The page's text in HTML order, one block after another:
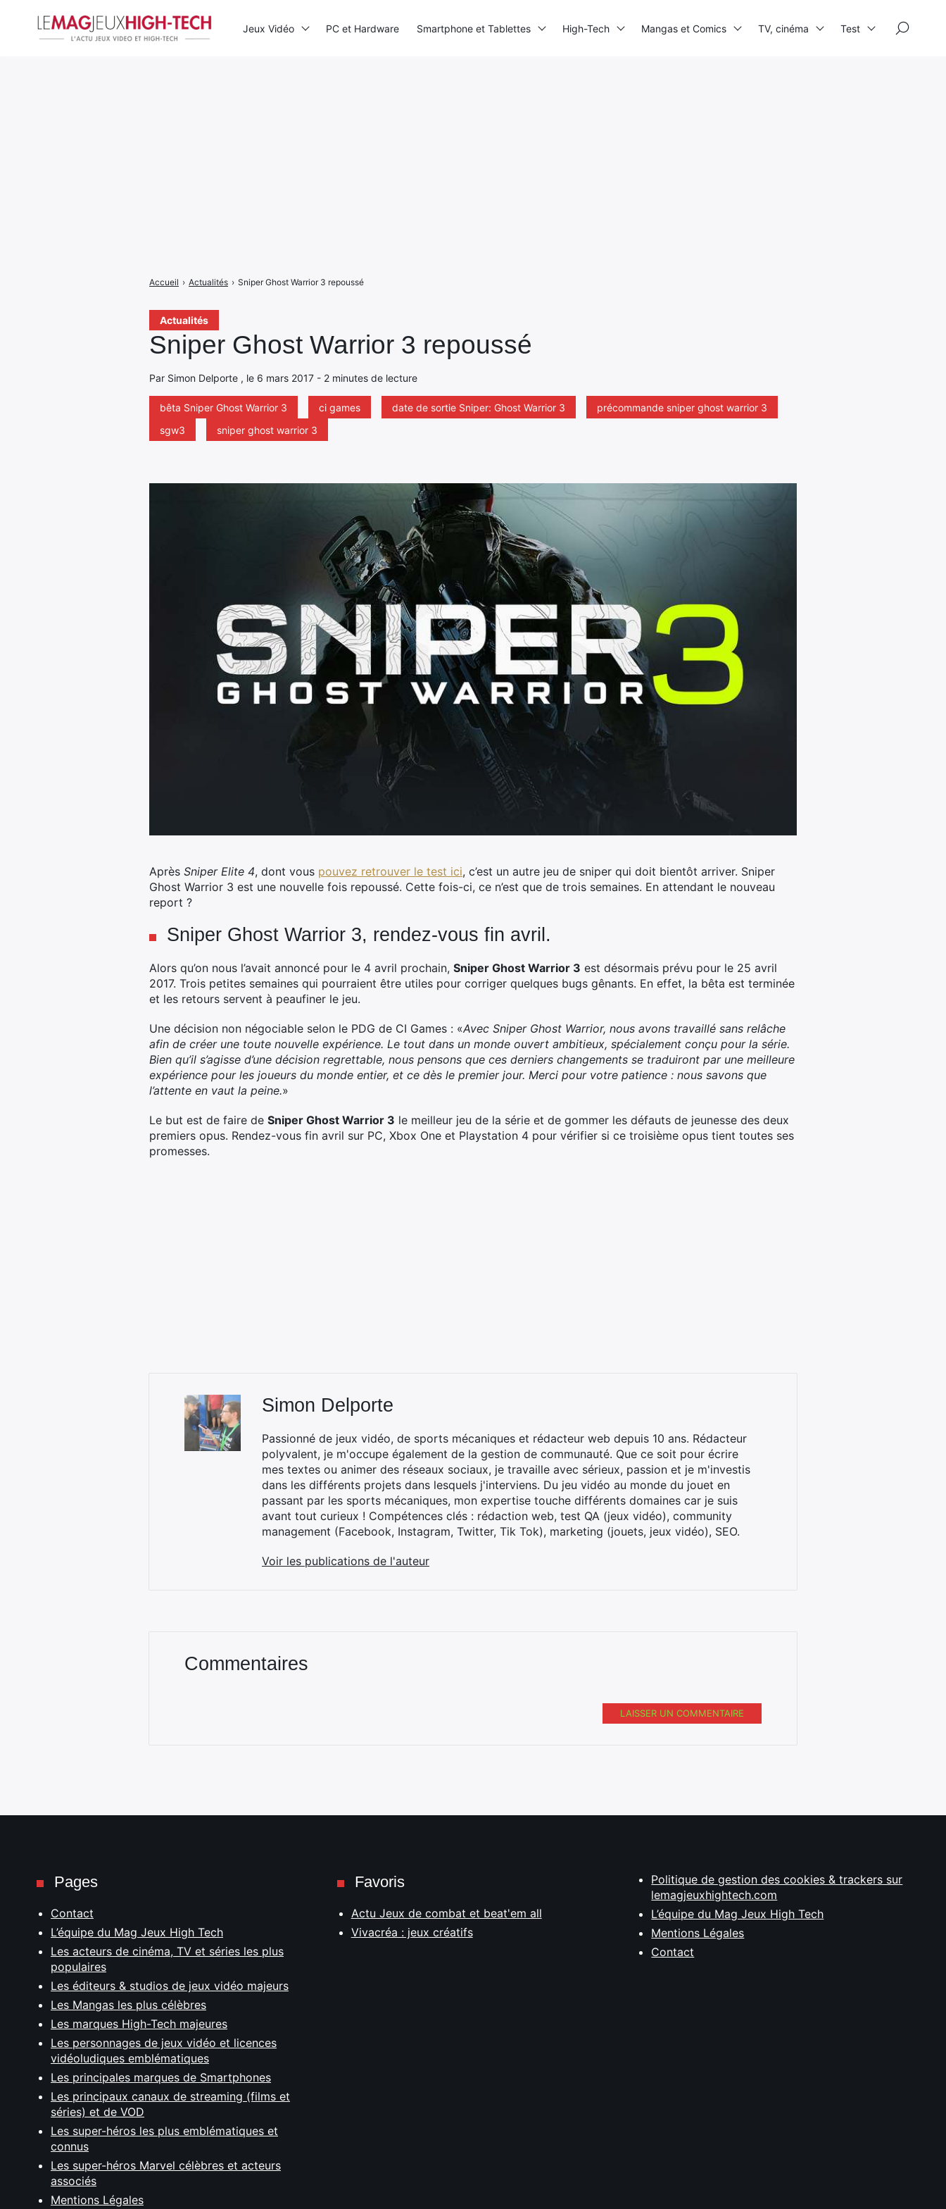
Actualités
Sniper Ghost Warrior 3 repoussé
Par Simon Delporte , le 6 mars 2017 - 2 minutes de lecture
bêta Sniper Ghost Warrior 3 ci games date de sortie Sniper: Ghost Warrior 3
précommande sniper ghost warrior 3
sgw3
sniper ghost warrior 3
Accueil › Actualités › Sniper Ghost Warrior 3 repoussé
Après Sniper Elite 4, dont vous pouvez retrouver le test ici, c’est un autre jeu de sniper qui doit bientôt arriver. Sniper
Ghost Warrior 3 est une nouvelle fois repoussé. Cette fois-ci, ce n’est que de trois semaines. En attendant le nouveau
report ?
Sniper Ghost Warrior 3, rendez-vous fin avril.
Alors qu’on nous l’avait annoncé pour le 4 avril prochain, Sniper Ghost Warrior 3 est désormais prévu pour le 25 avril
2017. Trois petites semaines qui pourraient être utiles pour corriger quelques bugs gênants. En effet, la bêta est terminée
et les retours servent à peaufiner le jeu.
Une décision non négociable selon le PDG de CI Games : «Avec Sniper Ghost Warrior, nous avons travaillé sans relâche
afin de créer une toute nouvelle expérience. Le tout dans un monde ouvert ambitieux, spécialement conçu pour la série.
Bien qu’il s’agisse d’une décision regrettable, nous pensons que ces derniers changements se traduiront par une meilleure
expérience pour les joueurs du monde entier, et ce dès le premier jour. Merci pour votre patience : nous savons que
l’attente en vaut la peine.»
Le but est de faire de Sniper Ghost Warrior 3 le meilleur jeu de la série et de gommer les défauts de jeunesse des deux
premiers opus. Rendez-vous fin avril sur PC, Xbox One et Playstation 4 pour vérifier si ce troisième opus tient toutes ses
promesses.
Simon Delporte
Passionné de jeux vidéo, de sports mécaniques et rédacteur web depuis 10 ans. Rédacteur
polyvalent, je m'occupe également de la gestion de communauté. Que ce soit pour écrire
mes textes ou animer des réseaux sociaux, je travaille avec sérieux, passion et je m'investis
dans les différents projets dans lesquels j'interviens. Du jeu vidéo au monde du jouet en
passant par les sports mécaniques, mon expertise touche différents domaines car je suis
avant tout curieux ! Compétences clés : rédaction web, test QA (jeux vidéo), community
management (Facebook, Instagram, Twitter, Tik Tok), marketing (jouets, jeux vidéo), SEO.
Voir les publications de l'auteur
Commentaires
LAISSER UN COMMENTAIRE
Jeux Vidéo PC et Hardware Smartphone et Tablettes High-Tech Mangas et Comics TV, cinéma Test
Pages
Contact
L’équipe du Mag Jeux High Tech
Les acteurs de cinéma, TV et séries les plus
populaires
Les éditeurs & studios de jeux vidéo majeurs
Les Mangas les plus célèbres
Les marques High-Tech majeures
Les personnages de jeux vidéo et licences
vidéoludiques emblématiques
Les principales marques de Smartphones
Les principaux canaux de streaming (films et
séries) et de VOD
Les super-héros les plus emblématiques et
connus
Les super-héros Marvel célèbres et acteurs
associés
Mentions Légales
Favoris
Actu Jeux de combat et beat'em all
Vivacréa : jeux créatifs
Politique de gestion des cookies & trackers sur
lemagjeuxhightech.com
L’équipe du Mag Jeux High Tech
Mentions Légales
Contact